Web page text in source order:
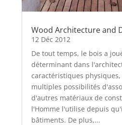
Wood Architecture and
12 Déc 2012
De tout temps, le bois a
déterminant dans
caractéristiques physiques,
multiples possibilités
d'autres matériaux de
l'Homme l'utilise depuis
bâtiments. De plus,...